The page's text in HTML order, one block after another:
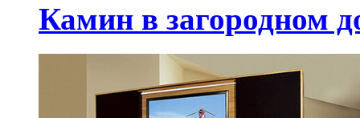
Камин в загородном